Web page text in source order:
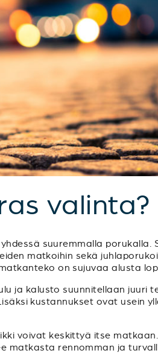
valinta?
suuremmalla porukalla.
matkoihin sekä
on sujuvaa alusta
ja kalusto suunnitellaan juuri
kustannukset ovat usein
voivat keskittyä itse
rennomman ja